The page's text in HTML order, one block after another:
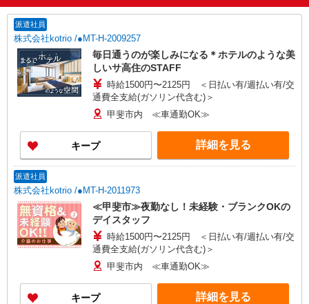
派遣社員
株式会社kotrio /●MT-H-2009257
毎日通うのが楽しみになる＊ホテルのような美
しいサ高住のSTAFF
時給1500円〜2125円 ＜日払い有/週払い有/交
通費全支給(ガソリン代含む)＞
甲斐市内 ≪車通勤OK≫
キープ 詳細を見る
派遣社員
株式会社kotrio /●MT-H-2011973
≪甲斐市≫夜勤なし！未経験・ブランクOKの
デイスタッフ
時給1500円〜2125円 ＜日払い有/週払い有/交
通費全支給(ガソリン代含む)＞
甲斐市内 ≪車通勤OK≫
キープ 詳細を見る